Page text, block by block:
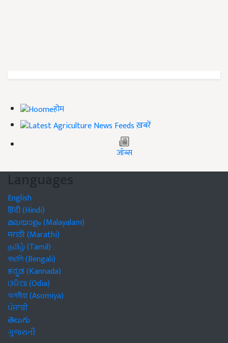
होम
ख़बरें
जॉब्स
Languages
English
हिंदी (Hindi)
മലയാളം (Malayalam)
मराठी (Marathi)
தமிழ் (Tamil)
বাঙালি (Bengali)
ಕನ್ನಡ (Kannada)
ଓଡିଆ (Odia)
অসমীয়া (Asomiya)
ਪੰਜਾਬੀ
తెలుగు
ગુજરાતી